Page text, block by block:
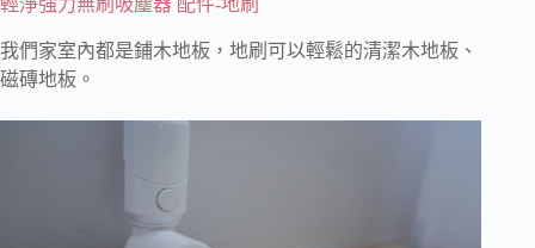
輕淨強力無刷吸塵器 配件-地刷
我們家室內都是鋪木地板，地刷可以輕鬆的清潔木地板、
磁磚地板。